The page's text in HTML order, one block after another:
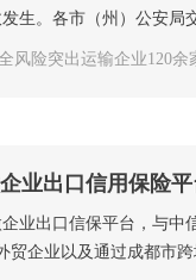
生。各市（州）公安局
风险突出运输企业120余
业出口信用保险平
业出口信保平台，与
贸企业以及通过成都市